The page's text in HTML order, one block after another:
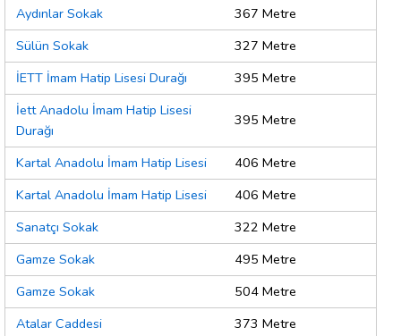
Aydınlar Sokak
367 Metre
Sülün Sokak
327 Metre
İETT İmam Hatip Lisesi Durağı
395 Metre
İett Anadolu İmam Hatip Lisesi
Durağı
395 Metre
Kartal Anadolu İmam Hatip Lisesi
406 Metre
Kartal Anadolu İmam Hatip Lisesi
406 Metre
Sanatçı Sokak
322 Metre
Gamze Sokak
495 Metre
Gamze Sokak
504 Metre
Atalar Caddesi
373 Metre